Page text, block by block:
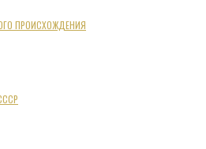
ПРОИСХОЖДЕНИЯ